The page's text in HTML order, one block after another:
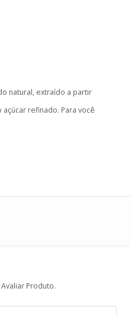
natural, extraído a partir
refinado. Para você
Produto.